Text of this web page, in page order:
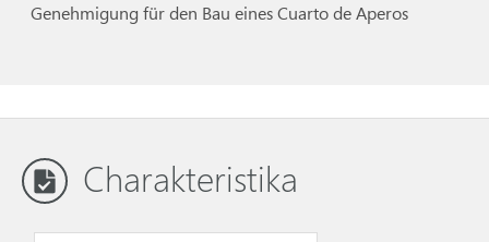
Genehmigung für den Bau eines Cuarto de Aperos
Charakteristika